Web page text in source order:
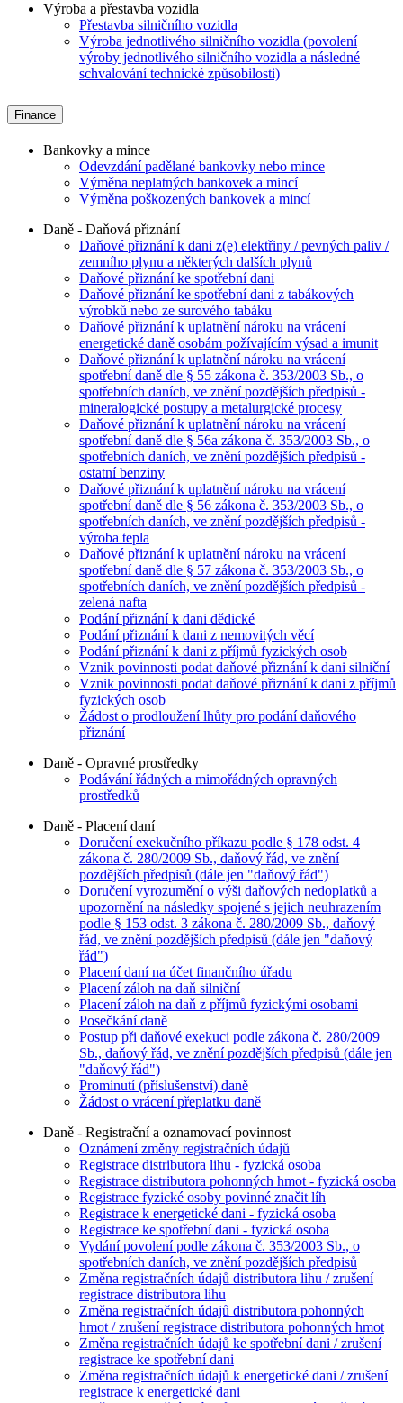
Výroba a přestavba vozidla
Přestavba silničního vozidla
Výroba jednotlivého silničního vozidla (povolení
výroby jednotlivého silničního vozidla a následné
schvalování technické způsobilosti)
Finance
Bankovky a mince
Odevzdání padělané bankovky nebo mince
Výměna neplatných bankovek a mincí
Výměna poškozených bankovek a mincí
Daně - Daňová přiznání
Daňové přiznání k dani z(e) elektřiny / pevných paliv /
zemního plynu a některých dalších plynů
Daňové přiznání ke spotřební dani
Daňové přiznání ke spotřební dani z tabákových
výrobků nebo ze surového tabáku
Daňové přiznání k uplatnění nároku na vrácení
energetické daně osobám požívajícím výsad a imunit
Daňové přiznání k uplatnění nároku na vrácení
spotřební daně dle § 55 zákona č. 353/2003 Sb., o
spotřebních daních, ve znění pozdějších předpisů -
mineralogické postupy a metalurgické procesy
Daňové přiznání k uplatnění nároku na vrácení
spotřební daně dle § 56a zákona č. 353/2003 Sb., o
spotřebních daních, ve znění pozdějších předpisů -
ostatní benziny
Daňové přiznání k uplatnění nároku na vrácení
spotřební daně dle § 56 zákona č. 353/2003 Sb., o
spotřebních daních, ve znění pozdějších předpisů -
výroba tepla
Daňové přiznání k uplatnění nároku na vrácení
spotřební daně dle § 57 zákona č. 353/2003 Sb., o
spotřebních daních, ve znění pozdějších předpisů -
zelená nafta
Podání přiznání k dani dědické
Podání přiznání k dani z nemovitých věcí
Podání přiznání k dani z příjmů fyzických osob
Vznik povinnosti podat daňové přiznání k dani silniční
Vznik povinnosti podat daňové přiznání k dani z příjmů
fyzických osob
Žádost o prodloužení lhůty pro podání daňového
přiznání
Daně - Opravné prostředky
Podávání řádných a mimořádných opravných
prostředků
Daně - Placení daní
Doručení exekučního příkazu podle § 178 odst. 4
zákona č. 280/2009 Sb., daňový řád, ve znění
pozdějších předpisů (dále jen "daňový řád")
Doručení vyrozumění o výši daňových nedoplatků a
upozornění na následky spojené s jejich neuhrazením
podle § 153 odst. 3 zákona č. 280/2009 Sb., daňový
řád, ve znění pozdějších předpisů (dále jen "daňový
řád")
Placení daní na účet finančního úřadu
Placení záloh na daň silniční
Placení záloh na daň z příjmů fyzickými osobami
Posečkání daně
Postup při daňové exekuci podle zákona č. 280/2009
Sb., daňový řád, ve znění pozdějších předpisů (dále jen
"daňový řád")
Prominutí (příslušenství) daně
Žádost o vrácení přeplatku daně
Daně - Registrační a oznamovací povinnost
Oznámení změny registračních údajů
Registrace distributora lihu - fyzická osoba
Registrace distributora pohonných hmot - fyzická osoba
Registrace fyzické osoby povinné značit líh
Registrace k energetické dani - fyzická osoba
Registrace ke spotřební dani - fyzická osoba
Vydání povolení podle zákona č. 353/2003 Sb., o
spotřebních daních, ve znění pozdějších předpisů
Změna registračních údajů distributora lihu / zrušení
registrace distributora lihu
Změna registračních údajů distributora pohonných
hmot / zrušení registrace distributora pohonných hmot
Změna registračních údajů ke spotřební dani / zrušení
registrace ke spotřební dani
Změna registračních údajů k energetické dani / zrušení
registrace k energetické dani